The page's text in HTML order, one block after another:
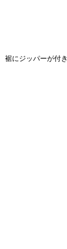
裾にジッパーが付